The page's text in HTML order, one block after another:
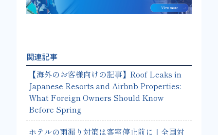
関連記事
【海外のお客様向けの記事】Roof Leaks in
Japanese Resorts and Airbnb Properties:
What Foreign Owners Should Know
Before Spring
ホテルの雨漏り対策は客室停止前に｜全国対